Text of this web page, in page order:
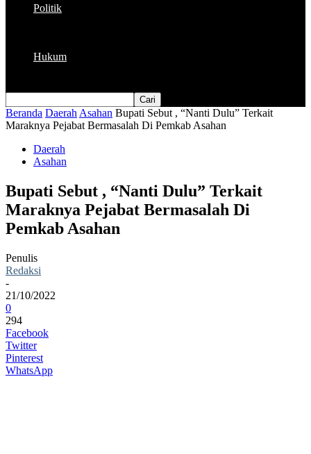
Politik
Hukum
Beranda Daerah Asahan Bupati Sebut , “Nanti Dulu” Terkait
Maraknya Pejabat Bermasalah Di Pemkab Asahan
Daerah
Asahan
Bupati Sebut , “Nanti Dulu” Terkait
Maraknya Pejabat Bermasalah Di
Pemkab Asahan
Penulis
Redaksi
-
21/10/2022
0
294
Facebook
Twitter
Pinterest
WhatsApp